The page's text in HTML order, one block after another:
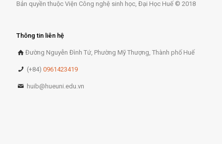
Bản quyền thuộc Viện Công nghệ sinh học, Đại Học Huế © 2018
Thông tin liên hệ
Đường Nguyễn Đình Tứ, Phường Mỹ Thượng, Thành phố Huế
(+84)0961423419
huib@hueuni.edu.vn